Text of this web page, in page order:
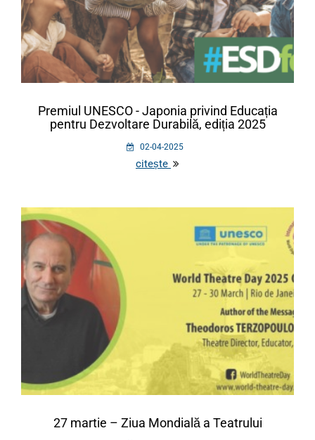
Premiul UNESCO - Japonia privind Educația
pentru Dezvoltare Durabilă, ediția 2025
02-04-2025
citește
27 martie – Ziua Mondială a Teatrului